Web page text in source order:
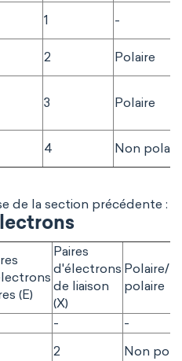
1
-
2 Polaire
3 Polaire
4 Non
de la section précédente :
(E)
Paires
d'électrons
de liaison
(X)
Polaire/
polaire
-
-
2
Non